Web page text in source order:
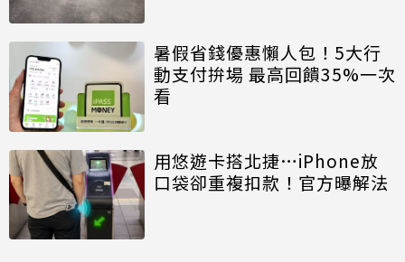
暑假省錢優惠懶人包！5大行
動支付拚場 最高回饋35%一次
看
用悠遊卡搭北捷…iPhone放
口袋卻重複扣款！官方曝解法